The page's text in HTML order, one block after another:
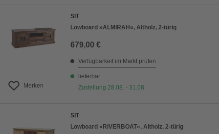
Merken
SIT
Lowboard »ALMIRAH«, Altholz, 2-türig
679,00 €
Verfügbarkeit im Markt prüfen
lieferbar
Zustellung 28.08. - 31.08.
SIT
Lowboard »RIVERBOAT«, Altholz, 2-türig